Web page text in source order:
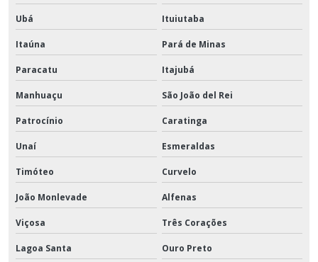
Ubá Ituiutaba
Itaúna Pará de Minas
Paracatu Itajubá
Manhuaçu São João del Rei
Patrocínio Caratinga
Unaí Esmeraldas
Timóteo Curvelo
João Monlevade Alfenas
Viçosa Três Corações
Lagoa Santa Ouro Preto